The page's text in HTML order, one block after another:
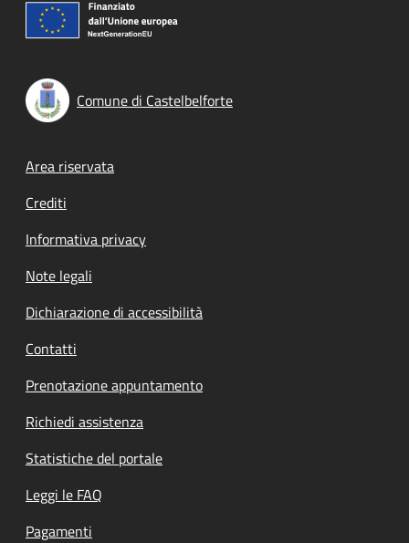
Comune di Castelbelforte
Footer menu
Area riservata
Crediti
Informativa privacy
Note legali
Dichiarazione di accessibilità
Contatti
Prenotazione appuntamento
Richiedi assistenza
Statistiche del portale
Leggi le FAQ
Pagamenti